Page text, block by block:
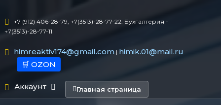
+7 (912) 406-28-79, +7(3513)-28-77-22. Бухгалтерия -
+7(3513)-28-77-11
himreaktiv174@gmail.com| himik.01@mail.ru
🛒 OZON
Аккаунт Главная страница